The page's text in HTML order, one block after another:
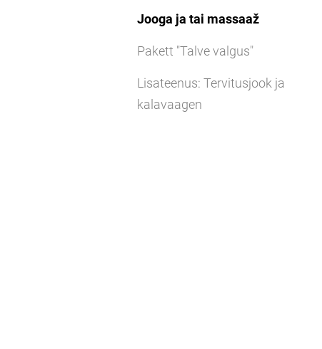
Jooga ja tai massaaž
Pakett "Talve valgus"
Lisateenus: Tervitusjook ja
kalavaagen